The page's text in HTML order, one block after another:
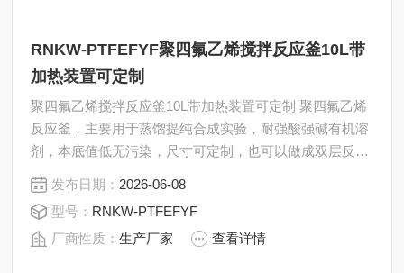
RNKW-PTFEFYF聚四氟乙烯搅拌反应釜10L带
加热装置可定制
聚四氟乙烯搅拌反应釜10L带加热装置可定制 聚四氟乙烯
反应釜，主要用于蒸馏提纯合成实验，耐强酸强碱有机溶
剂，本底值低无污染，尺寸可定制，也可以做成双层反应
釜，根据需求增加接头，下口阀等配件，耐受一定压力。
发布日期： 2026-06-08
型号： RNKW-PTFEFYF
厂商性质：生产厂家 查看详情